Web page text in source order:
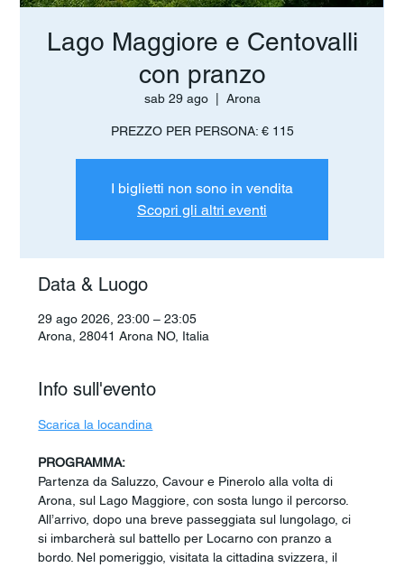
Lago Maggiore e Centovalli
con pranzo
sab 29 ago
  |
Arona
PREZZO PER PERSONA: € 115
I biglietti non sono in vendita
Scopri gli altri eventi
Data & Luogo
29 ago 2026, 23:00 – 23:05
Arona, 28041 Arona NO, Italia
Info sull'evento
Scarica la locandina
PROGRAMMA:
Partenza da Saluzzo, Cavour e Pinerolo alla volta di
Arona, sul Lago Maggiore, con sosta lungo il percorso.
All’arrivo, dopo una breve passeggiata sul lungolago, ci
si imbarcherà sul battello per Locarno con pranzo a
bordo. Nel pomeriggio, visitata la cittadina svizzera, il